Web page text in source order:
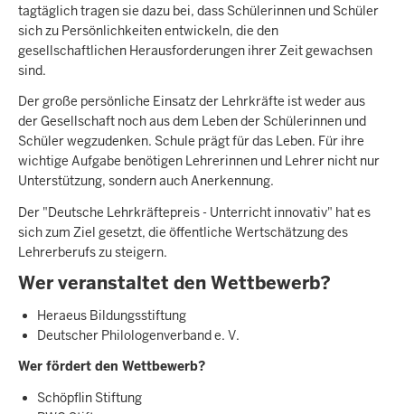
tagtäglich tragen sie dazu bei, dass Schülerinnen und Schüler
sich zu Persönlichkeiten entwickeln, die den
gesellschaftlichen Herausforderungen ihrer Zeit gewachsen
sind.
Der große persönliche Einsatz der Lehrkräfte ist weder aus
der Gesellschaft noch aus dem Leben der Schülerinnen und
Schüler wegzudenken. Schule prägt für das Leben. Für ihre
wichtige Aufgabe benötigen Lehrerinnen und Lehrer nicht nur
Unterstützung, sondern auch Anerkennung.
Der "Deutsche Lehrkräftepreis - Unterricht innovativ" hat es
sich zum Ziel gesetzt, die öffentliche Wertschätzung des
Lehrerberufs zu steigern.
Wer veranstaltet den Wettbewerb?
Heraeus Bildungsstiftung
Deutscher Philologenverband e. V.
Wer fördert den Wettbewerb?
Schöpflin Stiftung